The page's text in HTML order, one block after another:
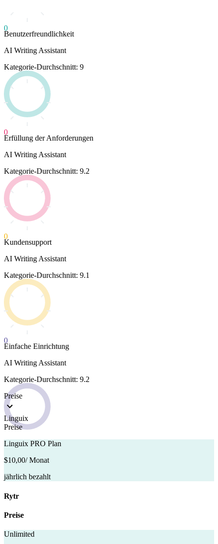
0
Benutzerfreundlichkeit
AI Writing Assistant
Kategorie-Durchschnitt: 9
0
Erfüllung der Anforderungen
AI Writing Assistant
Kategorie-Durchschnitt: 9.2
0
Kundensupport
AI Writing Assistant
Kategorie-Durchschnitt: 9.1
0
Einfache Einrichtung
AI Writing Assistant
Kategorie-Durchschnitt: 9.2
Preise
Linguix
Preise
Linguix PRO Plan
$10,00/ Monat
jährlich bezahlt
Rytr
Preise
Unlimited